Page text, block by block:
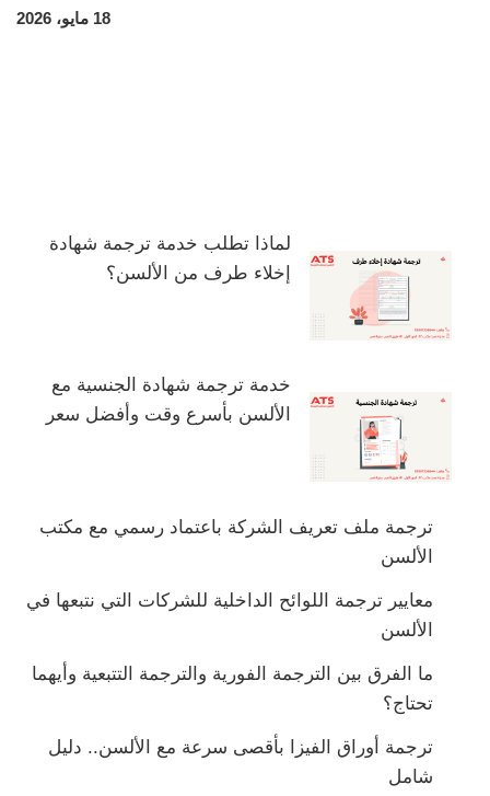
18 مايو، 2026
لماذا تطلب خدمة ترجمة شهادة
إخلاء طرف من الألسن؟
خدمة ترجمة شهادة الجنسية مع
الألسن بأسرع وقت وأفضل سعر
ترجمة ملف تعريف الشركة باعتماد رسمي مع مكتب
الألسن
معايير ترجمة اللوائح الداخلية للشركات التي نتبعها في
الألسن
ما الفرق بين الترجمة الفورية والترجمة التتبعية وأيهما
تحتاج؟
ترجمة أوراق الفيزا بأقصى سرعة مع الألسن.. دليل
شامل